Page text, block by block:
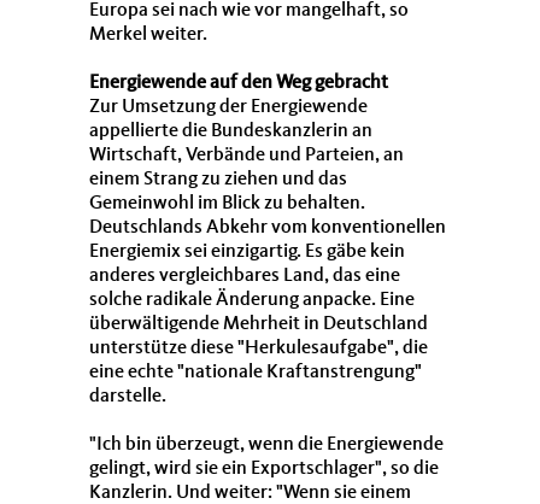
Europa sei nach wie vor mangelhaft, so
Merkel weiter.
Energiewende auf den Weg gebracht
Zur Umsetzung der Energiewende
appellierte die Bundeskanzlerin an
Wirtschaft, Verbände und Parteien, an
einem Strang zu ziehen und das
Gemeinwohl im Blick zu behalten.
Deutschlands Abkehr vom konventionellen
Energiemix sei einzigartig. Es gäbe kein
anderes vergleichbares Land, das eine
solche radikale Änderung anpacke. Eine
überwältigende Mehrheit in Deutschland
unterstütze diese "Herkulesaufgabe", die
eine echte "nationale Kraftanstrengung"
darstelle.
"Ich bin überzeugt, wenn die Energiewende
gelingt, wird sie ein Exportschlager", so die
Kanzlerin. Und weiter: "Wenn sie einem